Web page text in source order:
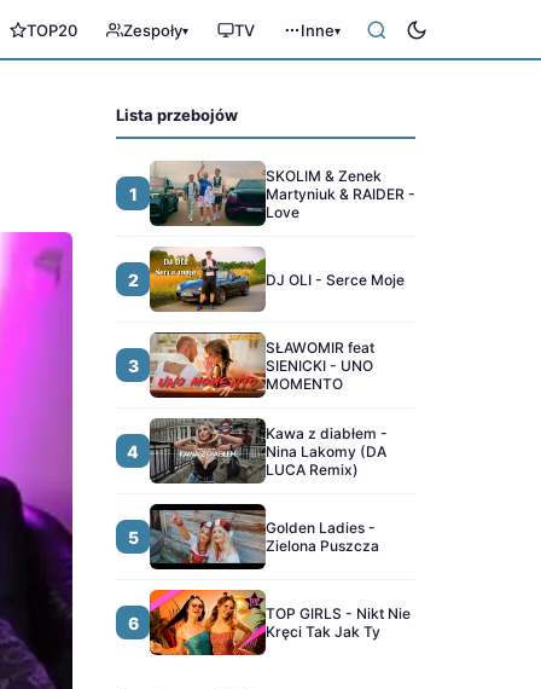
TOP20 Zespoły▾ TV Inne▾
Lista przebojów
1
SKOLIM & Zenek
Martyniuk & RAIDER -
Love
2 DJ OLI - Serce Moje
3
SŁAWOMIR feat
SIENICKI - UNO
MOMENTO
4
Kawa z diabłem -
Nina Lakomy (DA
LUCA Remix)
5
Golden Ladies -
Zielona Puszcza
6
TOP GIRLS - Nikt Nie
Kręci Tak Jak Ty